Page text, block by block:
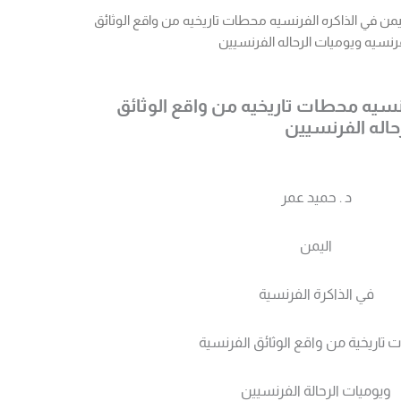
في الذاكره الفرنسيه محطات تاريخيه من واقع الوثائق
ويوميات الرحاله الفرنسيين
محطات تاريخيه من واقع الوثائق
الفرنسيين
د . حميد عمر
اليمن
في الذاكرة الفرنسية
تاريخية من واقع الوثائق الفرنسية
ويوميات الرحالة الفرنسيين